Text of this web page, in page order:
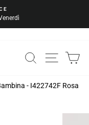
CERCA
- I422742F Rosa